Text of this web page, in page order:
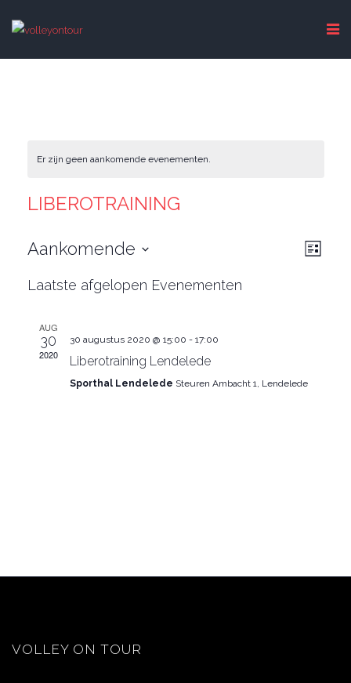
Er zijn geen aankomende evenementen.
LIBEROTRAINING
Lijst
Aankomende
een
Laatste afgelopen Evenementen
AUG
30
2020
30 augustus 2020 @ 15:00 - 17:00
Liberotraining Lendelede
Sporthal Lendelede Steuren Ambacht 1, Lendelede
VOLLEY ON TOUR